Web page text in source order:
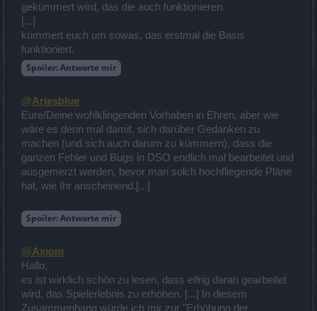
gekümmert wird, das die auch funktionieren.
[...]
kümmert euch um sowas, das erstmal die Basis
funktioniert.
Spoiler:Antworte mir
@Ariesblue
Eure/Deine wohlklingenden Vorhaben in Ehren, aber wie
wäre es denn mal damit, sich darüber Gedanken zu
machen (und sich auch darum zu kümmern), dass die
ganzen Fehler und Bugs in DSO endlich mal bearbeitet und
ausgemerzt werden, bevor man solch hochfliegende Pläne
hat, wie Ihr anscheinend.[...]
Spoiler:Antworte mir
@Axiom
Hallo,
es ist wirklich schön zu lesen, dass eifrig daran gearbeitet
wird, das Spielerlebnis zu erhöhen. [...] In diesem
Zusammenhang würde ich mir zur "Erhöhung der